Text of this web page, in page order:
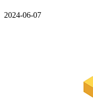
2024-06-07